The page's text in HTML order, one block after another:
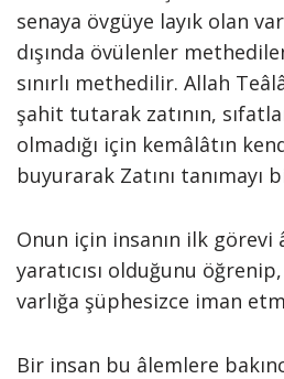
senaya övgüye layık olan
dışında övülenler
sınırlı methedilir. Allah
şahit tutarak zatının,
olmadığı için kemâlâtın
buyurarak Zatını
Onun için insanın ilk görevi
yaratıcısı olduğunu
varlığa şüphesizce iman
Bir insan bu âlemlere